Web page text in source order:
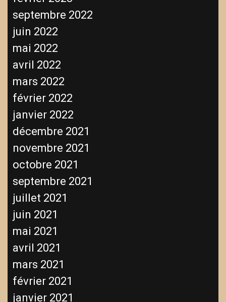
septembre 2022
juin 2022
mai 2022
avril 2022
mars 2022
février 2022
janvier 2022
décembre 2021
novembre 2021
octobre 2021
septembre 2021
juillet 2021
juin 2021
mai 2021
avril 2021
mars 2021
février 2021
janvier 2021